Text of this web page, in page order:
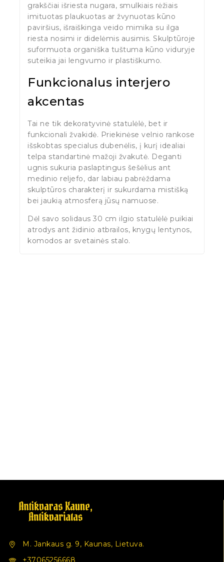
grakščiai išriesta nugara, smulkiais rėžiais
imituotas plaukuotas ar žvynuotas kūno
paviršius, išraiškinga veido mimika su ilga
riesta nosimi ir didelėmis ausimis. Skulptūroje
suformuota organiška tuštuma kūno viduryje
suteikia jai lengvumo ir plastiškumo.
Funkcionalus interjero
akcentas
Tai ne tik dekoratyvinė statulėlė, bet ir
funkcionali žvakidė. Priekinėse velnio rankose
išskobtas specialus dubenėlis, į kurį idealiai
telpa standartinė mažoji žvakutė. Deganti
ugnis sukuria paslaptingus šešėlius ant
medinio reljefo, dar labiau pabrėždama
skulptūros charakterį ir sukurdama mistišką
bei jaukią atmosferą jūsų namuose.
Dėl savo solidaus 30 cm ilgio statulėlė puikiai
atrodys ant židinio atbrailos, knygų lentynos,
komodos ar svetainės stalo.
M. Jankaus g. 9, Kaunas, Lietuva.
+37065256668